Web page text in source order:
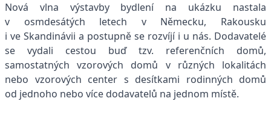
Nová vlna výstavby bydlení na ukázku nastala
v osmdesátých letech v Německu, Rakousku
i ve Skandinávii a postupně se rozvíjí i u nás. Dodavatelé
se vydali cestou buď tzv. referenčních domů,
samostatných vzorových domů v různých lokalitách
nebo vzorových center s desítkami rodinných domů
od jednoho nebo více dodavatelů na jednom místě.